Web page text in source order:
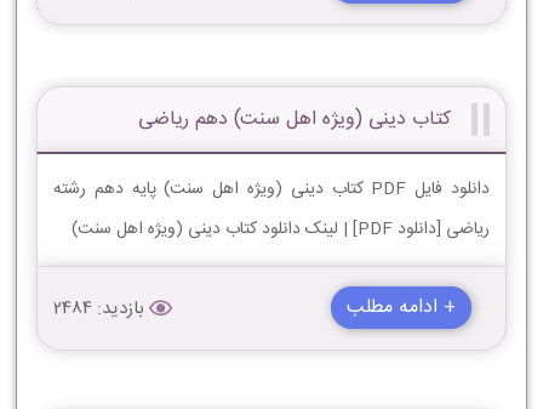
کتاب دینی (ویژه اهل سنت) دهم ریاضی
دانلود فایل PDF کتاب دینی (ویژه اهل سنت) پایه دهم رشته
ریاضی [دانلود PDF] | لینک دانلود کتاب دینی (ویژه اهل سنت)
+ ادامه مطلب بازدید: 2484